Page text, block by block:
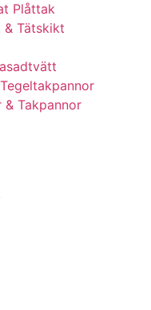
Plåttak
& Tätskikt
& Takpannor